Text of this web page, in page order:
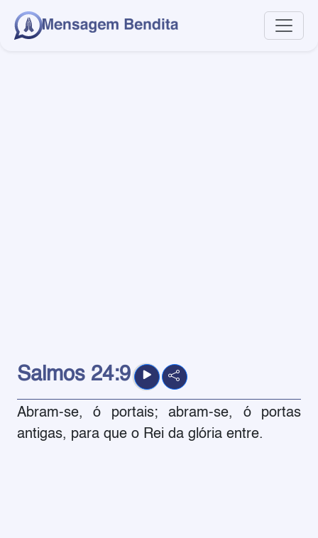
Salmos 24:9
Abram-se, ó portais; abram-se, ó portas
antigas, para que o Rei da glória entre.